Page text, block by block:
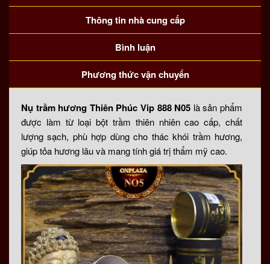
lượng
Thông tin nhà cung cấp
Bình luận
Phương thức vận chuyển
Nụ trầm hương Thiên Phúc Vip 888 N05 là sản phẩm
được làm từ loại bột trầm thiên nhiên cao cấp, chất
lượng sạch, phù hợp dùng cho thác khói trầm hương,
giúp tỏa hương lâu và mang tính giá trị thẩm mỹ cao.